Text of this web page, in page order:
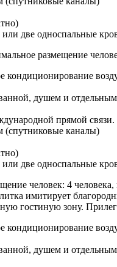
две односпальные
размещение
кондиционирование
душем и
прямой связи.
(спутниковые каналы)
две односпальные
человек: 4
имитирует
гостиную зону.
кондиционирование
душем и